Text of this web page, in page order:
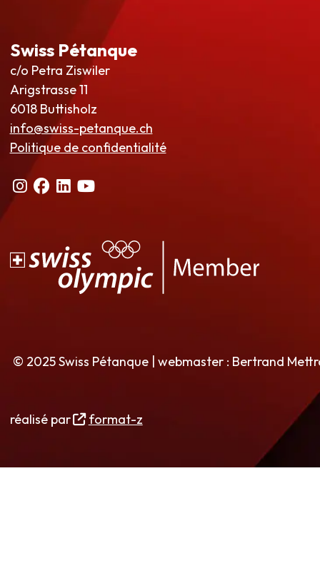
Swiss Pétanque
c/o Petra Ziswiler
Arigstrasse 11
6018 Buttisholz
info@swiss-petanque.ch
Politique de confidentialité
© 2025 Swiss Pétanque | webmaster : Bertrand
réalisé par format-z